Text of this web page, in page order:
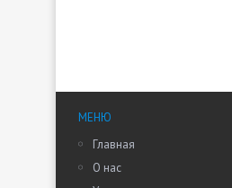
МЕНЮ
Главная
О нас